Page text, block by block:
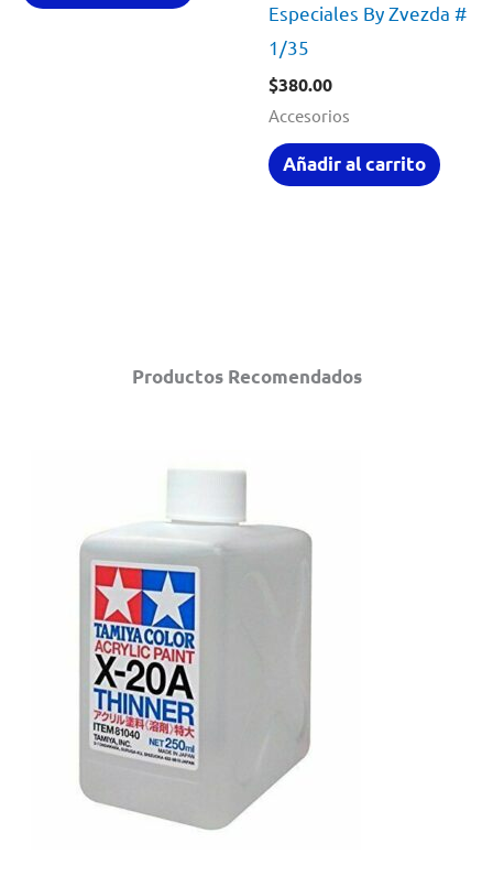
Productos Recomendados
Especiales By Zvezda #
1/35
$380.00
Accesorios
Añadir al carrito